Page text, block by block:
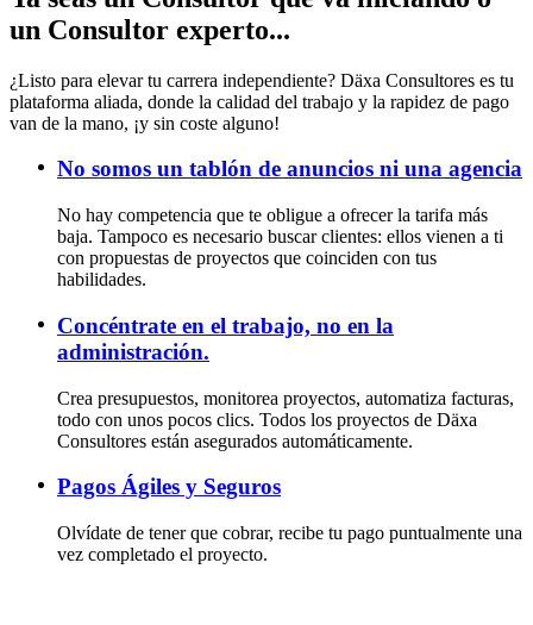
un Consultor experto...
¿Listo para elevar tu carrera independiente? Däxa Consultores es tu
plataforma aliada, donde la calidad del trabajo y la rapidez de pago
van de la mano, ¡y sin coste alguno!
No somos un tablón de anuncios ni una agencia
No hay competencia que te obligue a ofrecer la tarifa más
baja. Tampoco es necesario buscar clientes: ellos vienen a ti
con propuestas de proyectos que coinciden con tus
habilidades.
Concéntrate en el trabajo, no en la
administración.
Crea presupuestos, monitorea proyectos, automatiza facturas,
todo con unos pocos clics. Todos los proyectos de Däxa
Consultores están asegurados automáticamente.
Pagos Ágiles y Seguros
Olvídate de tener que cobrar, recibe tu pago puntualmente una
vez completado el proyecto.